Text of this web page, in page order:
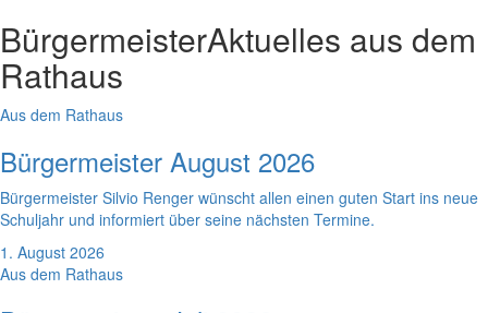
BürgermeisterAktuelles aus dem
Rathaus
Aus dem Rathaus
Bürgermeister August 2026
Bürgermeister Silvio Renger wünscht allen einen guten Start ins neue
Schuljahr und informiert über seine nächsten Termine.
1. August 2026
Aus dem Rathaus